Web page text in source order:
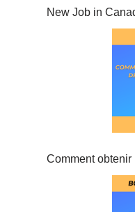
New Job in
Comment